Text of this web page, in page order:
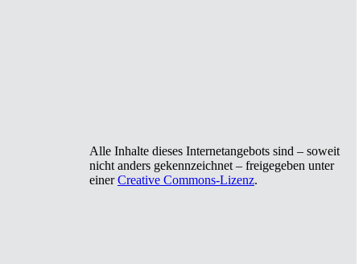
Alle Inhalte dieses Internetangebots sind – soweit
nicht anders gekennzeichnet – freigegeben unter
einerCreative Commons-Lizenz.